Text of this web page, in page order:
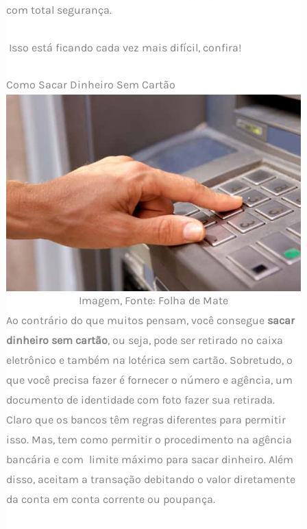
com total segurança.
Isso está ficando cada vez mais difícil, confira!
Como Sacar Dinheiro Sem Cartão
Imagem, Fonte: Folha de Mate
Ao contrário do que muitos pensam, você consegue sacar
dinheiro sem cartão, ou seja, pode ser retirado no caixa
eletrônico e também na lotérica sem cartão. Sobretudo, o
que você precisa fazer é fornecer o número e agência, um
documento de identidade com foto fazer sua retirada.
Claro que os bancos têm regras diferentes para permitir
isso. Mas, tem como permitir o procedimento na agência
bancária e com limite máximo para sacar dinheiro. Além
disso, aceitam a transação debitando o valor diretamente
da conta em conta corrente ou poupança.